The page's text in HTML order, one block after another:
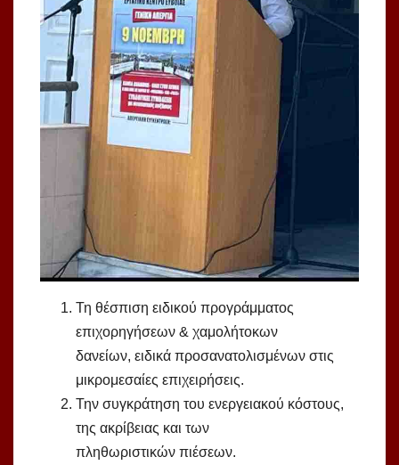
Τη θέσπιση ειδικού προγράμματος
επιχορηγήσεων & χαμολήτοκων
δανείων, ειδικά προσανατολισμένων στις
μικρομεσαίες επιχειρήσεις.
Την συγκράτηση του ενεργειακού κόστους,
της ακρίβειας και των
πληθωριστικών πιέσεων.